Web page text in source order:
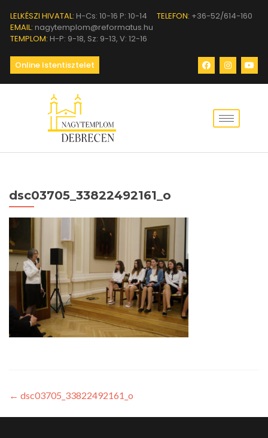
LELKÉSZI HIVATAL: H-Cs: 10-16 P: 10-14 TELEFON: +36-52/614-160
EMAIL: nagytemplom@reformatus.hu
TEMPLOM: H-P: 9-18, Sz: 9-13, V: 12-16
Online Istentisztelet
dsc03705_33822492161_o
← dsc03705_33822492161_o